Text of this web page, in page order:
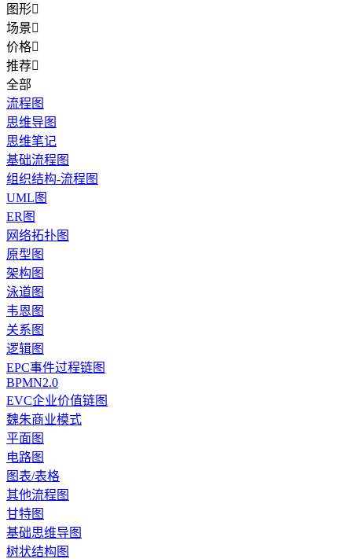
图形
场景
价格
推荐
全部
流程图
思维导图
思维笔记
基础流程图
组织结构-流程图
UML图
ER图
网络拓扑图
原型图
架构图
泳道图
韦恩图
关系图
逻辑图
EPC事件过程链图
BPMN2.0
EVC企业价值链图
魏朱商业模式
平面图
电路图
图表/表格
其他流程图
甘特图
基础思维导图
树状结构图